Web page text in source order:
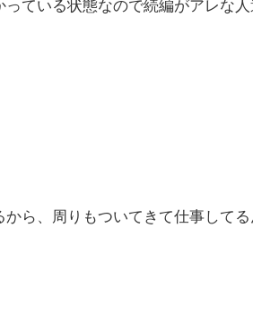
ている状態なので続編がアレな人
ら、周りもついてきて仕事してる